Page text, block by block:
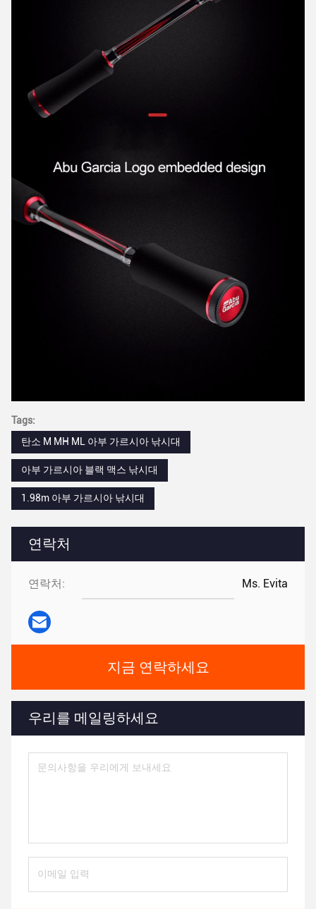
연락처
연락처: Ms. Evita
지금 연락하세요
우리를 메일링하세요
Tags:
탄소 M MH ML 아부 가르시아 낚시대
아부 가르시아 블랙 맥스 낚시대
1.98m 아부 가르시아 낚시대